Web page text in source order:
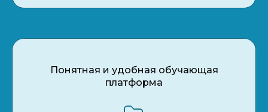
Понятная и удобная обучающая
платформа